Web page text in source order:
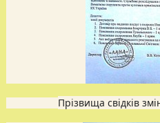
Прізвища свідків